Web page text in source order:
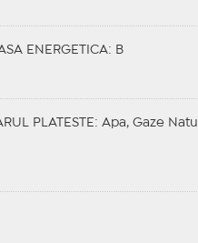
ENERGETICA: B
PLATESTE : Apa, Gaze